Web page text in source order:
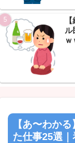
ル
ｗ
【あ〜わか
た仕事25選